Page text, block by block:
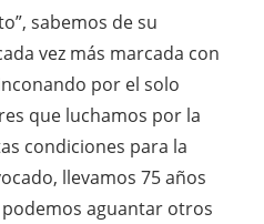
sabemos de su
vez más marcada con
por el solo
que luchamos por la
condiciones para la
llevamos 75 años
aguantar otros